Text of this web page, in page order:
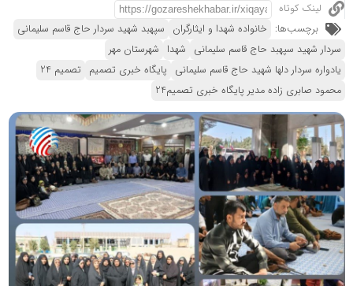
لینک کوتاه
برچسب‌ها: خانواده شهدا و ایثارگران سپهبد شهید سردار حاج قاسم سلیمانی
سردار شهید سپهبد حاج قاسم سلیمانی شهدا شهرستان مهر
یادواره سردار دلها شهید حاج قاسم سلیمانی پایگاه خبری تصمیم تصمیم 24
محمود صابری زاده مدیر پایگاه خبری تصمیم24